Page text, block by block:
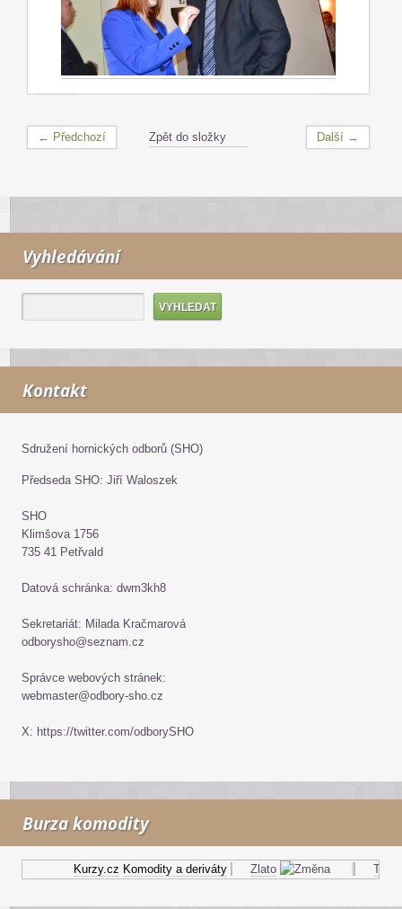
← Předchozí Další →
Zpět do složky
Vyhledávání
Kontakt
Sdružení hornických odborů (SHO)
Předseda SHO: Jiří Waloszek
SHO
Klimšova 1756
735 41 Petřvald
Datová schránka: dwm3kh8
Sekretariát: Milada Kračmarová
odborysho@seznam.cz
Správce webových stránek:
webmaster@odbory-sho.cz
X: https://twitter.com/odborySHO
Burza komodity
Kurzy.cz Komodity a deriváty Zlato